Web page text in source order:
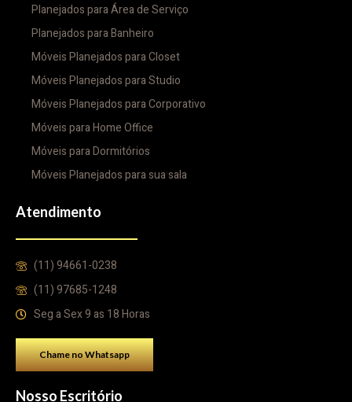
Planejados para Área de Serviço
Planejados para Banheiro
Móveis Planejados para Closet
Móveis Planejados para Studio
Móveis Planejados para Corporativo
Móveis para Home Office
Móveis para Dormitórios
Móveis Planejados para sua sala
Atendimento
(11) 94661-0238
(11) 97685-1248
Seg a Sex 9 as 18 Horas
Chame no Whatsapp
Nosso Escritório